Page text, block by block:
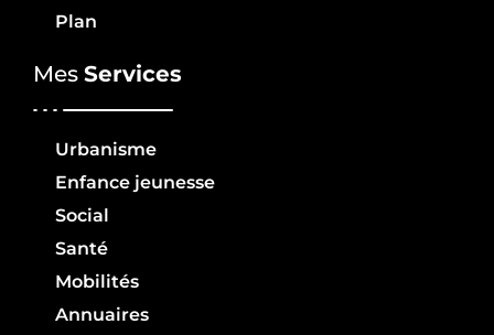
Plan
Mes Services
Urbanisme
Enfance jeunesse
Social
Santé
Mobilités
Annuaires